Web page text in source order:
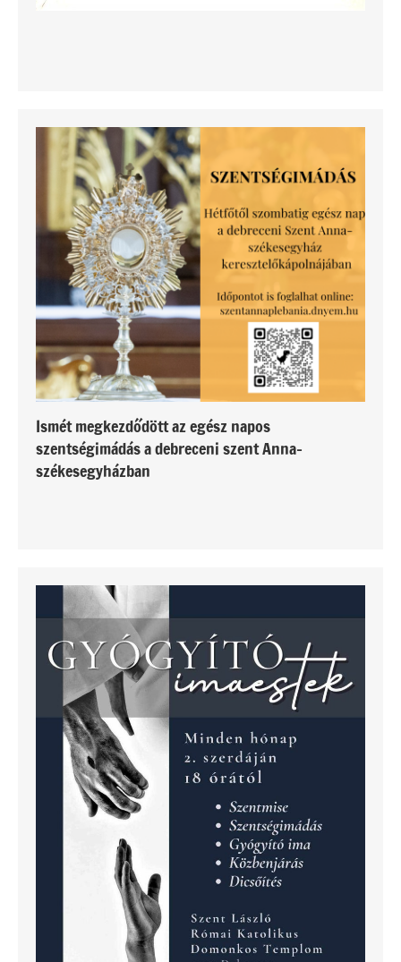
Ismét megkezdődött az egész napos
szentségimádás a debreceni szent Anna-
székesegyházban